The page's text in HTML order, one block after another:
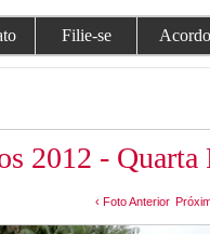
Filie-se
2012 - Quarta
‹ Foto Anterior